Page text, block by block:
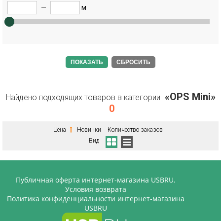
— м
СБРОСИТЬ
Найдено подходящих товаров в категории «OPS Mini»
0
Цена Новинки
Количество заказов
Вид
Публичная оферта интернет-магазина USBRU.
Условия возврата
Политика конфиденциальности интернет-магазина
USBRU